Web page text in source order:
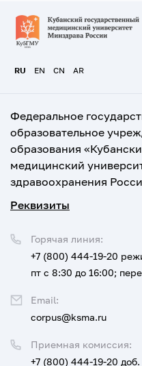
RU EN CN AR
Федеральное
образовательное
образования
медицинский
здравоохранения
Реквизиты
Приемная комиссия:
+7 (800) 444-19-20 доб.
Горячая линия:
+7 (800) 444-19-20
пт с 8:30 до 16:00;
Email:
corpus@ksma.ru